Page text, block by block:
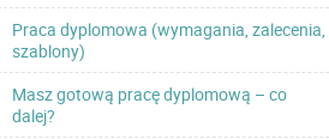
Praca dyplomowa (wymagania, zalecenia,
szablony)
Masz gotową pracę dyplomową – co
dalej?